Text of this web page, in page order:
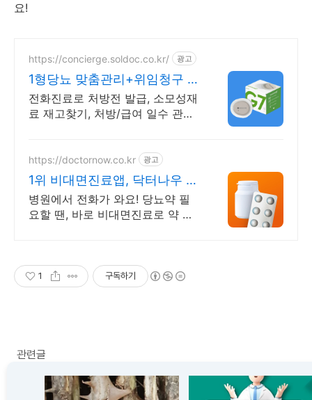
요!
https://concierge.soldoc.co.kr/ 광고
1형당뇨 맞춤관리+위임청구 재
처방 주기 무료알림
전화진료로 처방전 발급, 소모성재
료 재고찾기, 처방/급여 일수 관리
https://doctornow.co.kr 광고
1위 비대면진료앱, 닥터나우 앱
다운로드 800만 돌파!
병원에서 전화가 와요! 당뇨약 필
요할 땐, 바로 비대면진료로 약 처
1 구독하기
관련글